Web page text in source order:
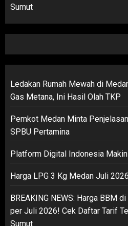
Sumut
Ledakan Rumah Mewah di
Gas Metana, Ini Hasil Olah TKP
Pemkot Medan Minta
SPBU Pertamina
Platform Digital Indonesia
Harga LPG 3 Kg Medan Juli
BREAKING NEWS: Harga BBM
per Juli 2026! Cek Daftar Tarif
Sumut